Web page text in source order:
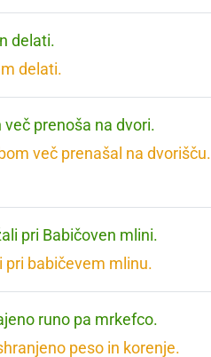
delati.
delati.
prenoša na dvori.
več prenašal na dvorišču.
pri Babičoven mlini.
pri babičevem mlinu.
runo pa mrkefco.
peso in korenje.